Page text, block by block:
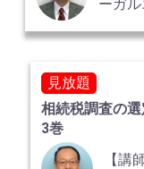
ーガ
見放題
相続税調査の
3巻
【